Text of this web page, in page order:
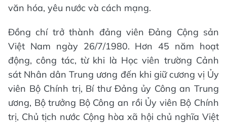
văn hóa, yêu nước và cách mạng.
Đồng chí trở thành đảng viên Đảng Cộng sản
Việt Nam ngày 26/7/1980. Hơn 45 năm hoạt
động, công tác, từ khi là Học viên trường Cảnh
sát Nhân dân Trung ương đến khi giữ cương vị Ủy
viên Bộ Chính trị, Bí thư Đảng ủy Công an Trung
ương, Bộ trưởng Bộ Công an rồi Ủy viên Bộ Chính
trị, Chủ tịch nước Cộng hòa xã hội chủ nghĩa Việt